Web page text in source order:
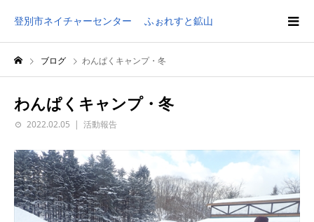
登別市ネイチャーセンター ふぉれすと鉱山
ブログ わんぱくキャンプ・冬
わんぱくキャンプ・冬
2022.02.05 活動報告